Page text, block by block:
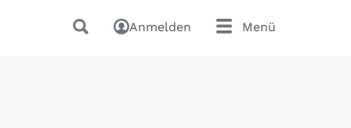
Anmelden Menü